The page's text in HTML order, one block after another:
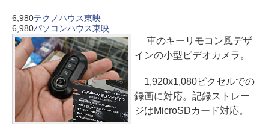
6,980テクノハウス東映
6,980パソコンハウス東映
車のキーリモコン風デザ
インの小型ビデオカメラ。
1,920x1,080ピクセルでの
録画に対応。記録ストレー
ジはMicroSDカード対応。